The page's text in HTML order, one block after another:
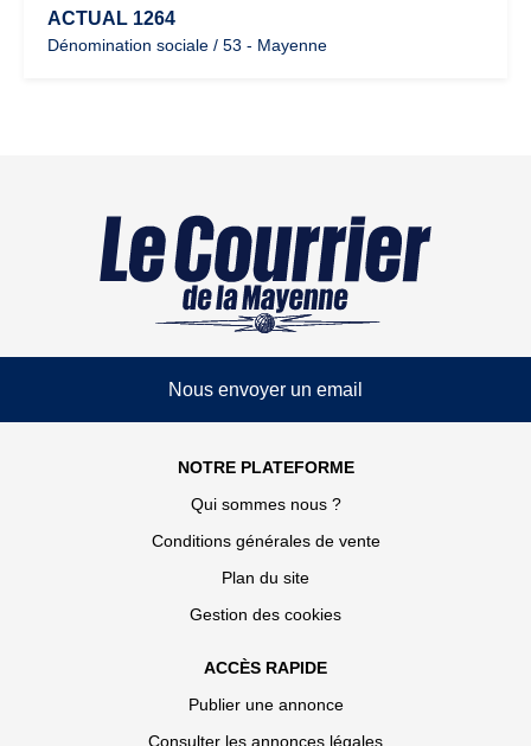
ACTUAL 1264
Dénomination sociale / 53 - Mayenne
Nous envoyer un email
NOTRE PLATEFORME
Qui sommes nous ?
Conditions générales de vente
Plan du site
Gestion des cookies
ACCÈS RAPIDE
Publier une annonce
Consulter les annonces légales